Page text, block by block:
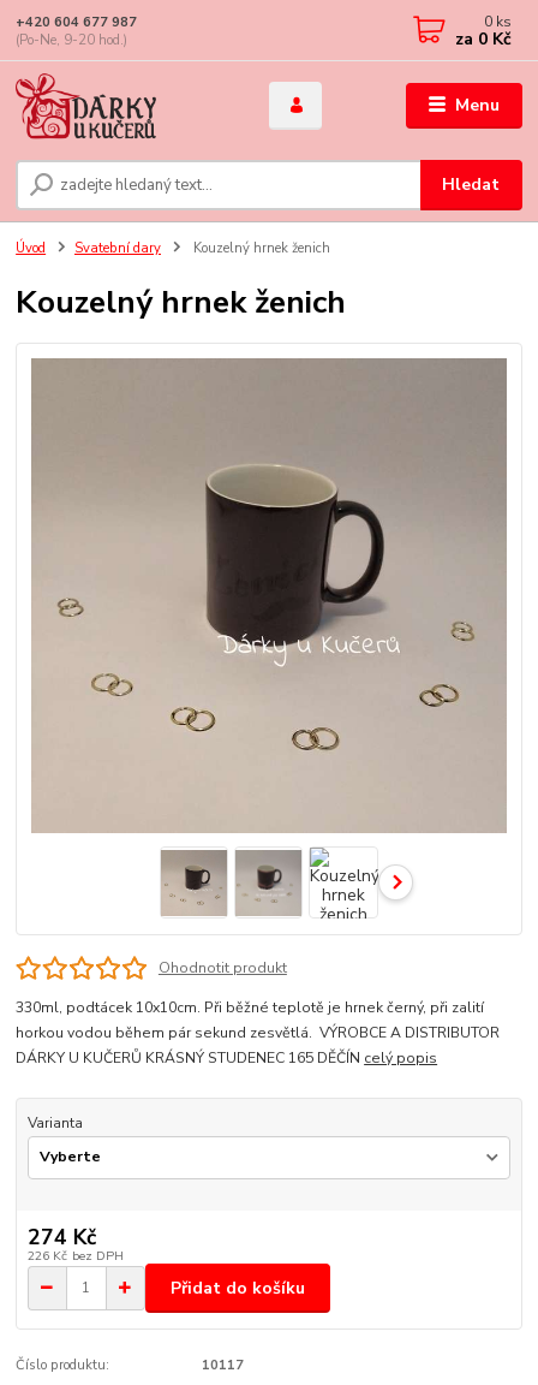
Menu
Hledat
+420 604 677 987
(Po-Ne, 9-20 hod.)
0 ks
za 0 Kč
Úvod Svatební dary Kouzelný hrnek ženich
Kouzelný hrnek ženich
Ohodnotit produkt
330ml, podtácek 10x10cm. Při běžné teplotě je hrnek černý, při zalití
horkou vodou během pár sekund zesvětlá. VÝROBCE A DISTRIBUTOR
DÁRKY U KUČERŮ KRÁSNÝ STUDENEC 165 DĚČÍN celý popis
Varianta
274 Kč
226 Kč bez DPH
Přidat do košíku
Číslo produktu: 10117